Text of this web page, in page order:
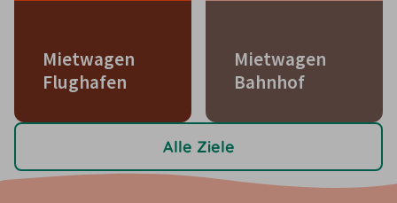
Mietwagen
Flughafen
Mietwagen
Bahnhof
Alle Ziele